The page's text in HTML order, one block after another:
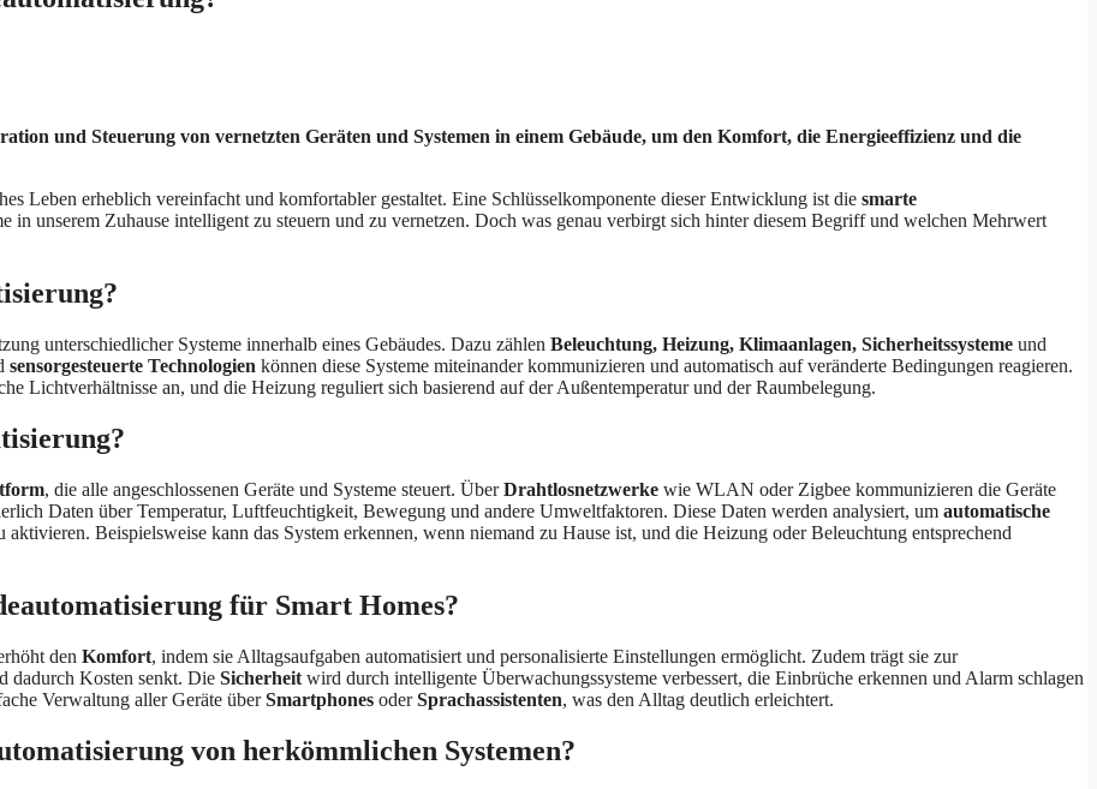
und Steuerung von vernetzten Geräten und Systemen in einem Gebäude, um den Komfort, die Energieeffizienz und die
Leben erheblich vereinfacht und komfortabler gestaltet. Eine Schlüsselkomponente dieser Entwicklung ist die smarte
in unserem Zuhause intelligent zu steuern und zu vernetzen. Doch was genau verbirgt sich hinter diesem Begriff und welchen Mehrwert
unterschiedlicher Systeme innerhalb eines Gebäudes. Dazu zählen Beleuchtung, Heizung, Klimaanlagen, Sicherheitssysteme und
sensorgesteuerte Technologien können diese Systeme miteinander kommunizieren und automatisch auf veränderte Bedingungen reagieren.
Lichtverhältnisse an, und die Heizung reguliert sich basierend auf der Außentemperatur und der Raumbelegung.
, die alle angeschlossenen Geräte und Systeme steuert. ÜberDrahtlosnetzwerke wie WLAN oder Zigbee kommunizieren die Geräte
Daten über Temperatur, Luftfeuchtigkeit, Bewegung und andere Umweltfaktoren. Diese Daten werden analysiert, um automatische
aktivieren. Beispielsweise kann das System erkennen, wenn niemand zu Hause ist, und die Heizung oder Beleuchtung entsprechend
für Smart Homes?
den Komfort, indem sie Alltagsaufgaben automatisiert und personalisierte Einstellungen ermöglicht. Zudem trägt sie zur
dadurch Kosten senkt. Die Sicherheit wird durch intelligente Überwachungssysteme verbessert, die Einbrüche erkennen und Alarm schlagen
Verwaltung aller Geräte überSmartphones oderSprachassistenten, was den Alltag deutlich erleichtert.
von herkömmlichen Systemen?